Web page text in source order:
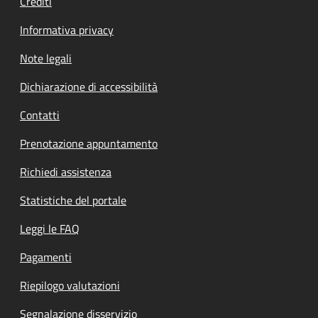
Informativa privacy
Note legali
Dichiarazione di accessibilità
Contatti
Prenotazione appuntamento
Richiedi assistenza
Statistiche del portale
Leggi le FAQ
Pagamenti
Riepilogo valutazioni
Segnalazione disservizio